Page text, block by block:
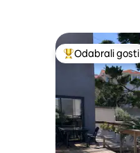
Među najviše
Odabrali gosti